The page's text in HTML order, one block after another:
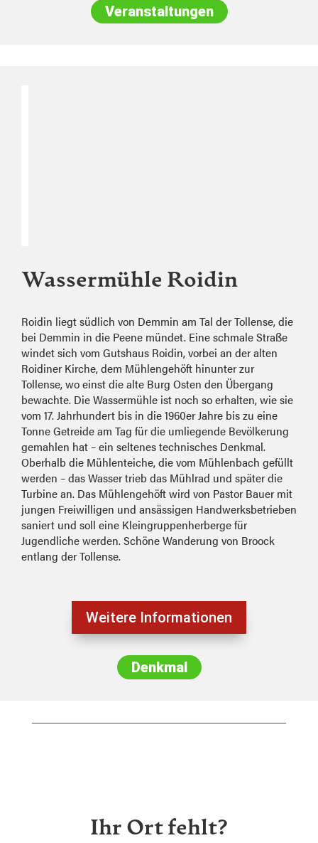
Veranstaltungen
Wassermühle Roidin
Roi­din liegt südlich von Demmin am Tal der Tollense, die
bei Demmin in die Peene mündet. Eine schmale Straße
windet sich vom Gutshaus Roidin, vorbei an der alten
Roidiner Kirche, dem Mühlengehöft hinunter zur
Tollense, wo einst die alte Burg Osten den Übergang
bewachte. Die Wassermühle ist noch so erhalten, wie sie
vom 17. Jahrhundert bis in die 1960er Jahre bis zu eine
Tonne Getreide am Tag für die umliegende Bevölkerung
gemahlen hat – ein seltenes technisches Denkmal.
Oberhalb die Mühlenteiche, die vom Mühlenbach gefüllt
werden – das Wasser trieb das Mühlrad und später die
Turbine an. Das Mühlengehöft wird von Pastor Bauer mit
jungen Freiwilligen und ansässigen Handwerksbetrieben
saniert und soll eine Kleingruppenherberge für
Jugendliche werden. Schöne Wanderung von Broock
entlang der Tollense.
Weitere Informationen
Denkmal
Ihr Ort fehlt?